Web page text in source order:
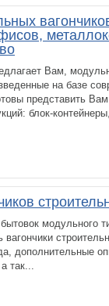
Вам,
на базе
представить
блок-
модульного
дополнительные
так...